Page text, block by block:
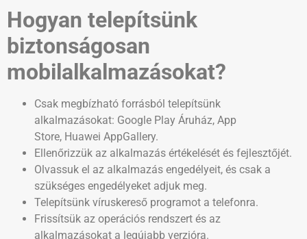
Hogyan telepítsünk
biztonságosan
mobilalkalmazásokat?
Csak megbízható forrásból telepítsünk
alkalmazásokat: Google Play Áruház, App
Store, Huawei AppGallery.
Ellenőrizzük az alkalmazás értékelését és fejlesztőjét.
Olvassuk el az alkalmazás engedélyeit, és csak a
szükséges engedélyeket adjuk meg.
Telepítsünk víruskereső programot a telefonra.
Frissítsük az operációs rendszert és az
alkalmazásokat a legújabb verzióra.